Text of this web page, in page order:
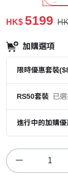
HK$ 5199
加購選項
限時優惠套裝
RS50套裝 已
進行中的加購優